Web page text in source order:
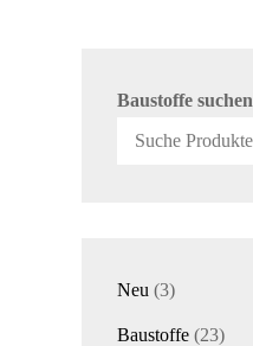
Baustoffe suchen
Neu 33
Baustoffe 2323